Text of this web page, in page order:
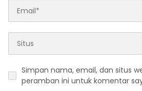
Simpan nama, email, dan situs
peramban ini untuk komentar